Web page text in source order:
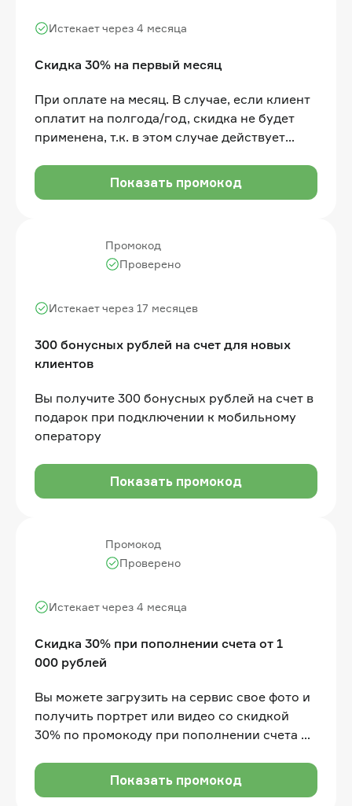
Скидка 30% на первый месяц
Истекает через 4 месяца
При оплате на месяц. В случае, если клиент
оплатит на полгода/год, скидка не будет
применена, т.к. в этом случае действует
Показать промокод
Промокод
300 бонусных рублей на счет для новых
клиентов
Истекает через 17 месяцев
Проверено
Вы получите 300 бонусных рублей на счет в
подарок при подключении к мобильному
оператору
Показать промокод
Промокод
Скидка 30% при пополнении счета от 1
000 рублей
Истекает через 4 месяца
Проверено
Вы можете загрузить на сервис свое фото и
получить портрет или видео со скидкой
30% по промокоду при пополнении счета от
Показать промокод